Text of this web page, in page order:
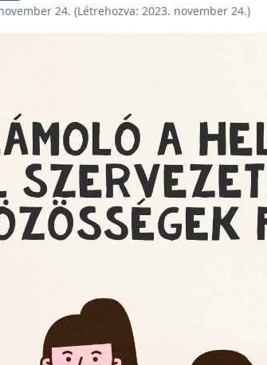
24. (Létrehozva: 2023. november 24.)